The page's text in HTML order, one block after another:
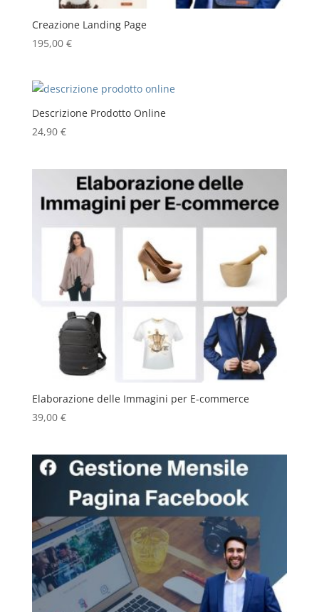
Creazione Landing Page
195,00 €
Descrizione Prodotto Online
24,90 €
Elaborazione delle Immagini per E-commerce
39,00 €